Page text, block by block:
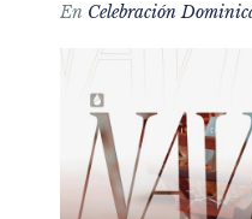
En Celebración